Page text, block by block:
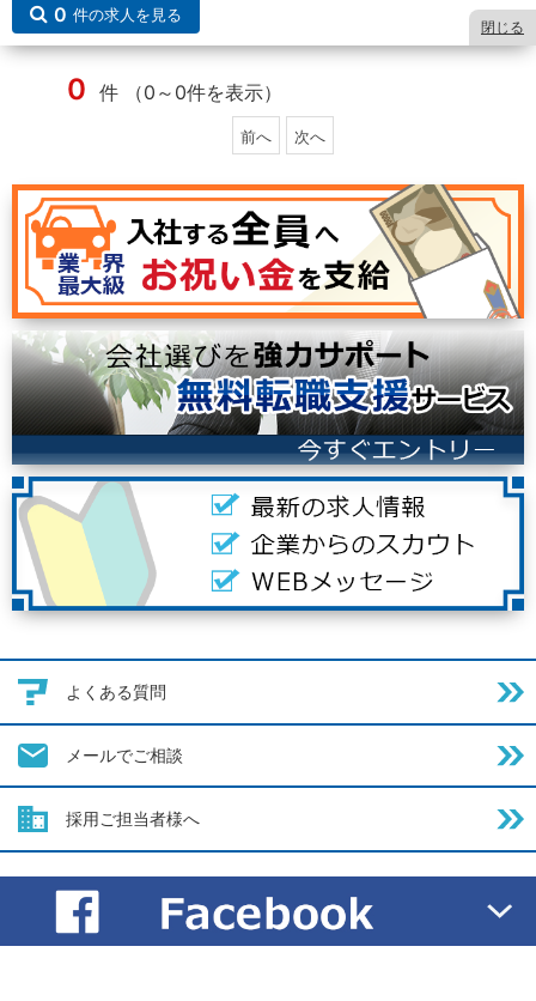
0 件の求人を見る
閉じる
0 件 （0～0件を表示）
前へ 次へ
よくある質問
メールでご相談
採用ご担当者様へ